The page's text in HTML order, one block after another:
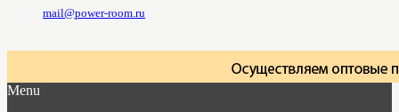
mail@power-room.ru
Menu